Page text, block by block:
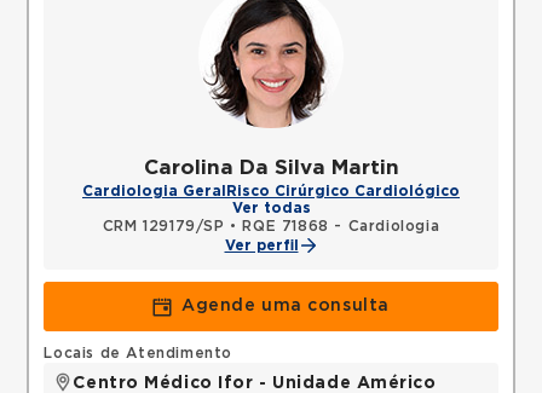
Carolina Da Silva Martin
Cardiologia Geral Risco Cirúrgico Cardiológico
Ver todas
CRM 129179/SP •
RQE 71868 - Cardiologia
Ver perfil
Agende uma consulta
Locais de Atendimento
Centro Médico Ifor - Unidade Américo